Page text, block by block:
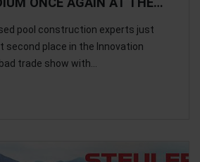
pool construction experts just
second place in the Innovation
trade show with…